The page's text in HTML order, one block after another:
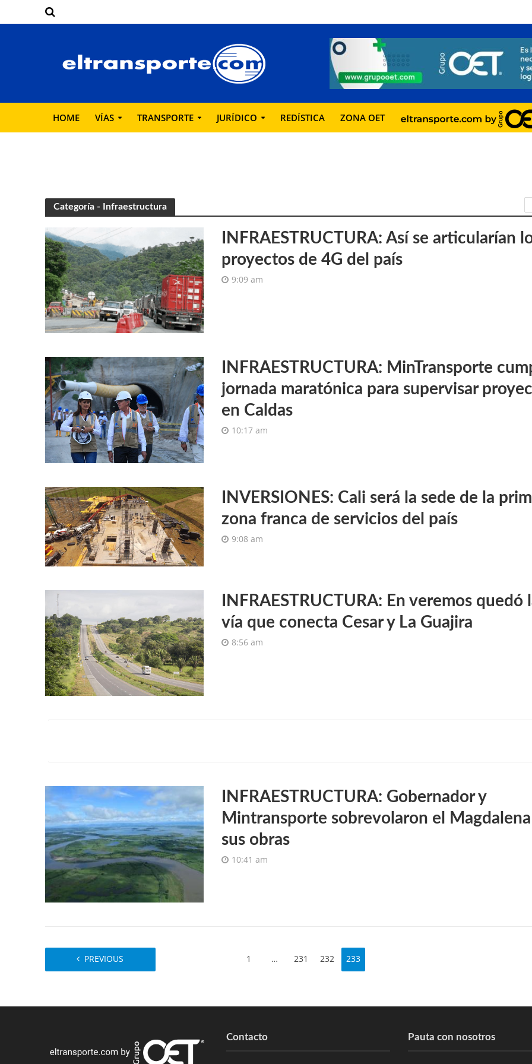
HOME VÍAS TRANSPORTE JURÍDICO REDÍSTICA ZONA OET
Categoría - Infraestructura
INFRAESTRUCTURA: Así se articularían
proyectos de 4G del país
9:09 am
INFRAESTRUCTURA: MinTransporte
jornada maratónica para supervisar
en Caldas
10:17 am
INVERSIONES: Cali será la sede de la
zona franca de servicios del país
9:08 am
INFRAESTRUCTURA: En veremos quedó
vía que conecta Cesar y La Guajira
8:56 am
INFRAESTRUCTURA: Gobernador y
Mintransporte sobrevolaron el
sus obras
10:41 am
PREVIOUS 1 … 231 232 233
Contacto Pauta con nosotros